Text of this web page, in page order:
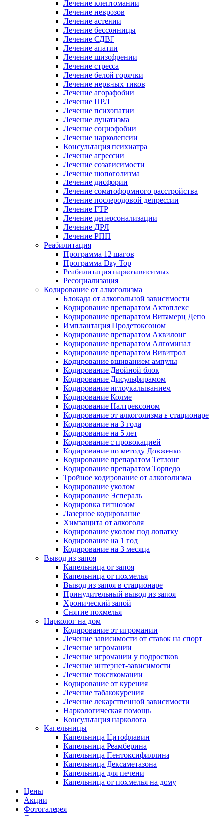
Лечение клептомании
Лечение неврозов
Лечение астении
Лечение бессонницы
Лечение СДВГ
Лечение апатии
Лечение шизофрении
Лечение стресса
Лечение белой горячки
Лечение нервных тиков
Лечение агорафобии
Лечение ПРЛ
Лечение психопатии
Лечение лунатизма
Лечение социофобии
Лечение нарколепсии
Консультация психиатра
Лечение агрессии
Лечение созависимости
Лечение шопоголизма
Лечение дисфории
Лечение соматоформного расстройства
Лечение послеродовой депрессии
Лечение ГТР
Лечение деперсонализации
Лечение ДРЛ
Лечение РПП
Реабилитация
Программа 12 шагов
Программа Day Top
Реабилитация наркозависимых
Ресоциализация
Кодирование от алкоголизма
Блокада от алкогольной зависимости
Кодирование препаратом Актоплекс
Кодирование препаратом Витамерц Депо
Имплантация Продетоксоном
Кодирование препаратом Аквилонг
Кодирование препаратом Алгоминал
Кодирование препаратом Вивитрол
Кодирование вшиванием ампулы
Кодирование Двойной блок
Кодирование Дисульфирамом
Кодирование иглоукалыванием
Кодирование Колме
Кодирование Налтрексоном
Кодирование от алкоголизма в стационаре
Кодирование на 3 года
Кодирование на 5 лет
Кодирование с провокацией
Кодирование по методу Довженко
Кодирование препаратом Тетлонг
Кодирование препаратом Торпедо
Тройное кодирование от алкоголизма
Кодирование уколом
Кодирование Эспераль
Кодировка гипнозом
Лазерное кодирование
Химзащита от алкоголя
Кодирование уколом под лопатку
Кодирование на 1 год
Кодирование на 3 месяца
Вывод из запоя
Капельница от запоя
Капельница от похмелья
Вывод из запоя в стационаре
Принудительный вывод из запоя
Хронический запой
Снятие похмелья
Нарколог на дом
Кодирование от игромании
Лечение зависимости от ставок на спорт
Лечение игромании
Лечение игромании у подростков
Лечение интернет-зависимости
Лечение токсикомании
Кодирование от курения
Лечение табакокурения
Лечение лекарственной зависимости
Наркологическая помощь
Консультация нарколога
Капельницы
Капельница Цитофлавин
Капельница Реамберина
Капельница Пентоксифиллина
Капельница Дексаметазона
Капельница для печени
Капельница от похмелья на дому
Цены
Акции
Фотогалерея